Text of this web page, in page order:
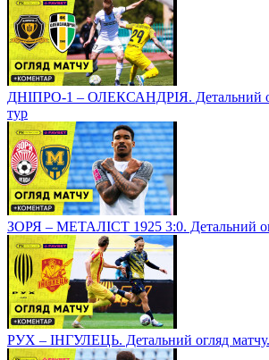
ДНІПРО-1 – ОЛЕКСАНДРІЯ. Детальний
тур
ЗОРЯ – МЕТАЛІСТ 1925 3:0. Детальний
РУХ – ІНГУЛЕЦЬ. Детальний огляд